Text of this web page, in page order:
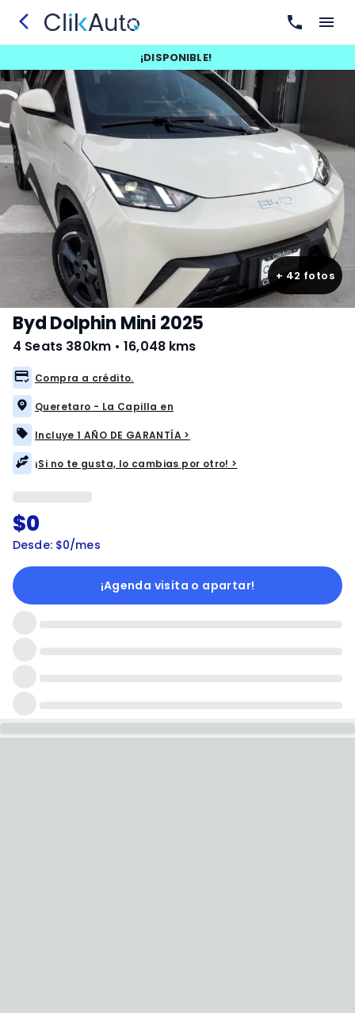
¡DISPONIBLE!
+ 42 fotos
Byd Dolphin Mini 2025
4 Seats 380km • 16,048 kms
Compra a crédito.
Queretaro - La Capilla en
Incluye 1 AÑO DE GARANTÍA >
¡Si no te gusta, lo cambias por otro! >
$0
Desde: $0/mes
¡Agenda visita o apartar!